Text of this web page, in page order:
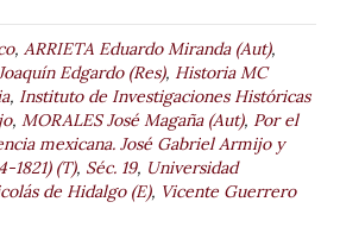
, ARRIETA Eduardo Miranda (Aut),
Edgardo (Res), Historia MC
, Instituto de Investigaciones Históricas
, MORALES José Magaña (Aut), Por el
mexicana. José Gabriel Armijo y
1821) (T), Séc. 19, Universidad
de Hidalgo (E), Vicente Guerrero